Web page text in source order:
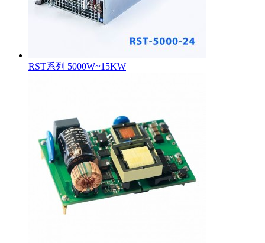
RST系列 5000W~15KW